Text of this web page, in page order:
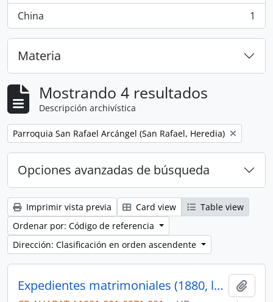
China
, 1 resultados 1
Materia
Mostrando 4 resultados
Descripción archivística
Remove filter:
Parroquia San Rafael Arcángel (San Rafael, Heredia)
Opciones avanzadas de búsqueda
Imprimir vista previa Card view
Table view
Ordenar por: Código de referencia
Dirección: Clasificación en orden ascendente
Expedientes matrimoniales (1880, letras C-J)